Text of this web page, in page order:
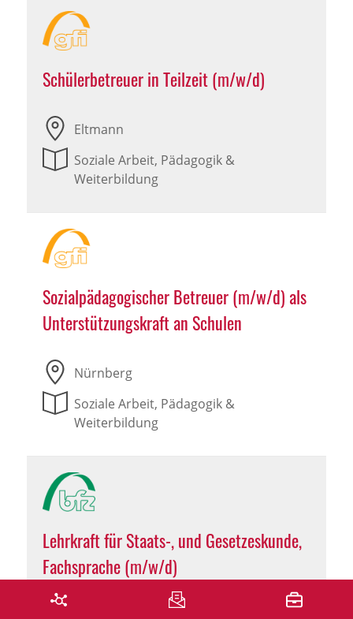
Schülerbetreuer in Teilzeit (m/w/d)
Eltmann
Soziale Arbeit, Pädagogik &
Weiterbildung
Sozialpädagogischer Betreuer (m/w/d) als
Unterstützungskraft an Schulen
Nürnberg
Soziale Arbeit, Pädagogik &
Weiterbildung
Lehrkraft für Staats-, und Gesetzeskunde,
Fachsprache (m/w/d)